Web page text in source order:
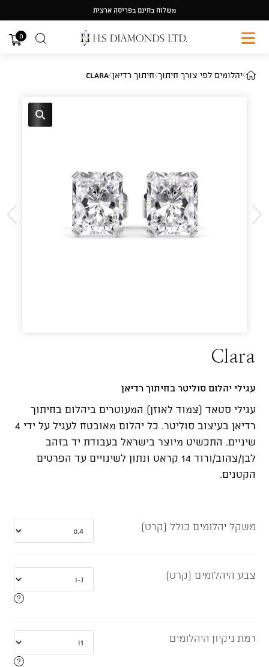
content
משלוח בחינם בפריסה ארצית
0
יהלומים לפי צורך חיתוך חיתוך רדיאן Clara
Clara
עגילי יהלום סוליטר בחיתוך רדיאן
עגילי סטאד (צמוד לאוזן) המעוטרים ביהלום בחיתוך
רדיאן בעיצוב סוליטר. כל יהלום מאובטח לעגיל על ידי 4
שיניים. התכשיט מיוצר בישראל בעבודת יד בזהב
לבן/צהוב/ורוד 14 קראט ונתון לשינויים עד הפרטים
הקטנים.
משקל יהלומים כולל (קרט)
צבע היהלומים (קרט)
רמת ניקיון היהלומים